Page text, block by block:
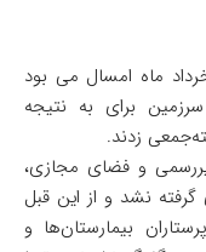
ماه امسال می بود
برای به نتیجه
زدند.
و فضای مجازی،
نشد و از این قبل
بیمارستان‌ها و